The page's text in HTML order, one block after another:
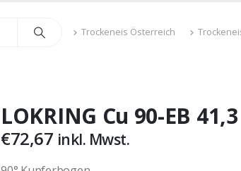
Trockeneis Österreich
LOKRING Cu 90-EB 41,3
€72,67 inkl. Mwst.